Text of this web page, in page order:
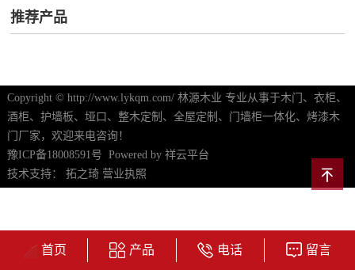
推荐产品
Copyright © http://www.lykqm.com/ 林源木业 专业从事于木门、衣柜、
酒柜、护墙板、垭口、整木定制、全屋定制、门墙柜一体化、烤漆木
门厂家，欢迎来电咨询！
豫ICP备18008591号 Powered by 祥云平台
技术支持： 拓之琦 营业执照
首页 产品 电话 留言